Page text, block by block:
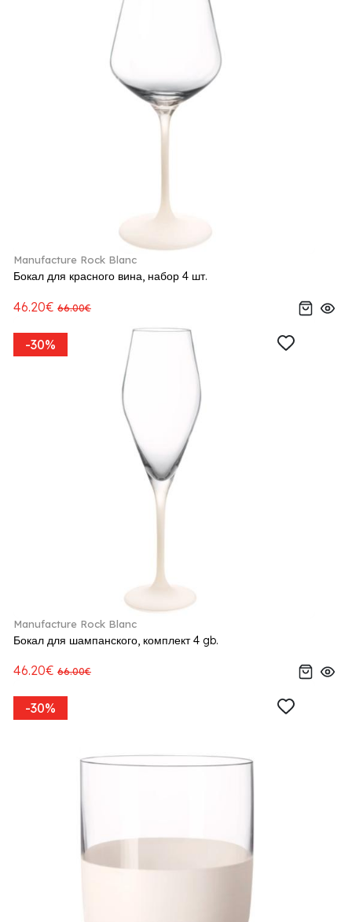
Manufacture Rock Blanc
Бокал для красного вина, набор 4 шт.
46.20€ 66.00€
-30%
Manufacture Rock Blanc
Бокал для шампанского, комплект 4 gb.
46.20€ 66.00€
-30%